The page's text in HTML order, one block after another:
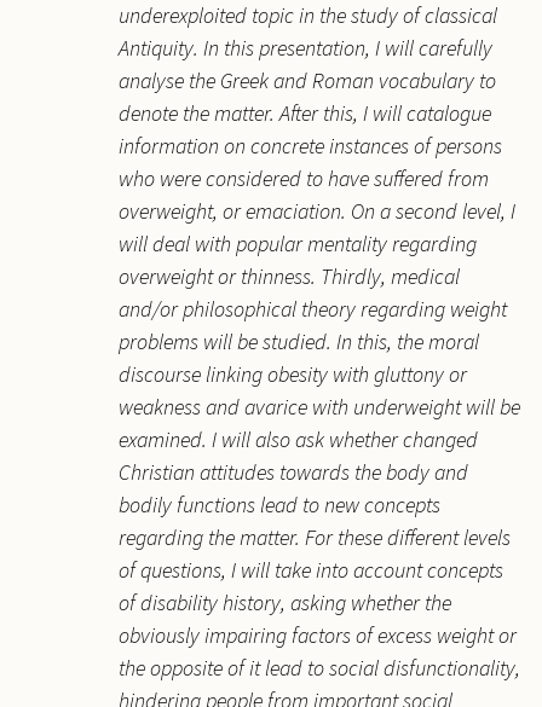
underexploited topic in the study of classical
Antiquity. In this presentation, I will carefully
analyse the Greek and Roman vocabulary to
denote the matter. After this, I will catalogue
information on concrete instances of persons
who were considered to have suffered from
overweight, or emaciation. On a second level, I
will deal with popular mentality regarding
overweight or thinness. Thirdly, medical
and/or philosophical theory regarding weight
problems will be studied. In this, the moral
discourse linking obesity with gluttony or
weakness and avarice with underweight will be
examined. I will also ask whether changed
Christian attitudes towards the body and
bodily functions lead to new concepts
regarding the matter. For these different levels
of questions, I will take into account concepts
of disability history, asking whether the
obviously impairing factors of excess weight or
the opposite of it lead to social disfunctionality,
hindering people from important social